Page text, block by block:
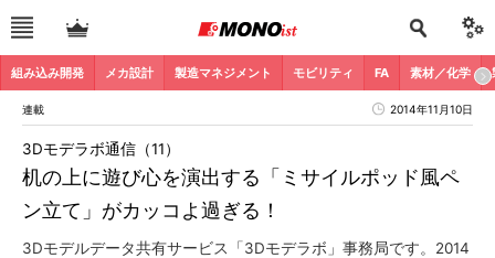
組み込み開発 メカ設計 製造マネジメント モビリティ FA 素材／化学
連載 2014年11月10日
机の上に遊び心を演出する「ミサイルポッド風ペ
ン立て」がカッコよ過ぎる！
3Dモデラボ通信（11）
3Dモデルデータ共有サービス「3Dモデラボ」事務局です。2014